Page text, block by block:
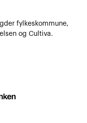
fylkeskommune,
og Cultiva.